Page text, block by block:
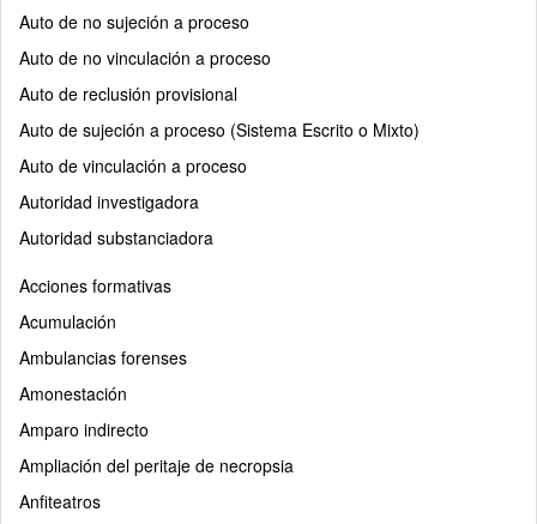
Auto de no sujeción a proceso
Auto de no vinculación a proceso
Auto de reclusión provisional
Auto de sujeción a proceso (Sistema Escrito o Mixto)
Auto de vinculación a proceso
Autoridad investigadora
Autoridad substanciadora
Acciones formativas
Acumulación
Ambulancias forenses
Amonestación
Amparo indirecto
Ampliación del peritaje de necropsia
Anfiteatros